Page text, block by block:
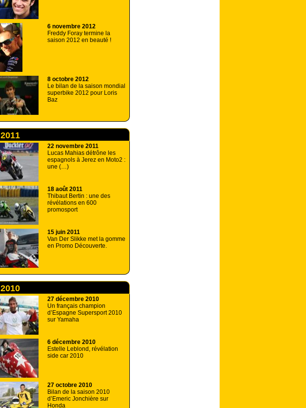
6 novembre 2012
Freddy Foray termine la
saison 2012 en beauté !
8 octobre 2012
Le bilan de la saison mondial
superbike 2012 pour Loris
Baz
2011
22 novembre 2011
Lucas Mahias détrône les
espagnols à Jerez en Moto2 :
une (…)
18 août 2011
Thibaut Bertin : une des
révélations en 600
promosport
15 juin 2011
Van Der Slikke met la gomme
en Promo Découverte.
2010
27 décembre 2010
Un français champion
d’Espagne Supersport 2010
sur Yamaha
6 décembre 2010
Estelle Leblond, révélation
side car 2010
27 octobre 2010
Bilan de la saison 2010
d’Emeric Jonchière sur
Honda